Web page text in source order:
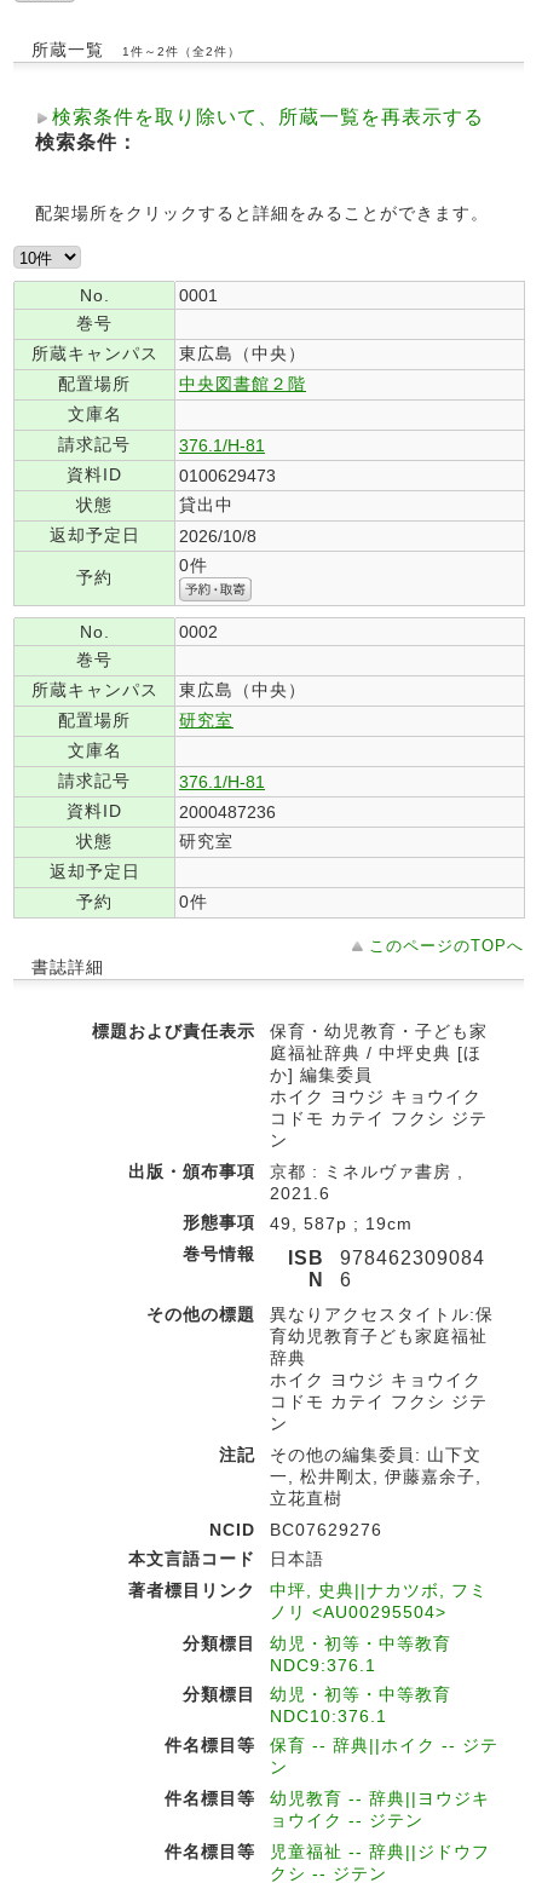
所蔵一覧 1件～2件（全2件）
検索条件を取り除いて、所蔵一覧を再表示する
検索条件：
配架場所をクリックすると詳細をみることができます。
No.
0001
巻号
所蔵キャンパス
東広島（中央）
配置場所
中央図書館２階
文庫名
請求記号
376.1/H-81
資料ID
0100629473
状態
貸出中
返却予定日
2026/10/8
予約
0件
No.
0002
巻号
所蔵キャンパス
東広島（中央）
配置場所
研究室
文庫名
請求記号
376.1/H-81
資料ID
2000487236
状態
研究室
返却予定日
予約
0件
このページのTOPへ
書誌詳細
標題および責任表示
保育・幼児教育・子ども家
庭福祉辞典 / 中坪史典 [ほ
か] 編集委員
ホイク ヨウジ キョウイク
コドモ カテイ フクシ ジテ
ン
出版・頒布事項
京都 : ミネルヴァ書房 ,
2021.6
形態事項
49, 587p ; 19cm
巻号情報
ISB
N
978462309084
6
その他の標題
異なりアクセスタイトル:保
育幼児教育子ども家庭福祉
辞典
ホイク ヨウジ キョウイク
コドモ カテイ フクシ ジテ
ン
注記
その他の編集委員: 山下文
一, 松井剛太, 伊藤嘉余子,
立花直樹
NCID
BC07629276
本文言語コード
日本語
著者標目リンク
中坪, 史典||ナカツボ, フミ
ノリ <AU00295504>
分類標目
幼児・初等・中等教育
NDC9:376.1
分類標目
幼児・初等・中等教育
NDC10:376.1
件名標目等
保育 -- 辞典||ホイク -- ジテ
ン
件名標目等
幼児教育 -- 辞典||ヨウジキ
ョウイク -- ジテン
件名標目等
児童福祉 -- 辞典||ジドウフ
クシ -- ジテン